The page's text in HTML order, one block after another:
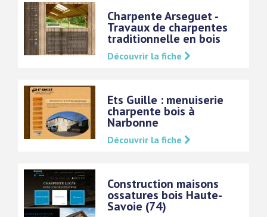
Charpente Arseguet -
Travaux de charpentes
traditionnelle en bois
Découvrir la fiche
Ets Guille : menuiserie
charpente bois à
Narbonne
Découvrir la fiche
Construction maisons
ossatures bois Haute-
Savoie (74)